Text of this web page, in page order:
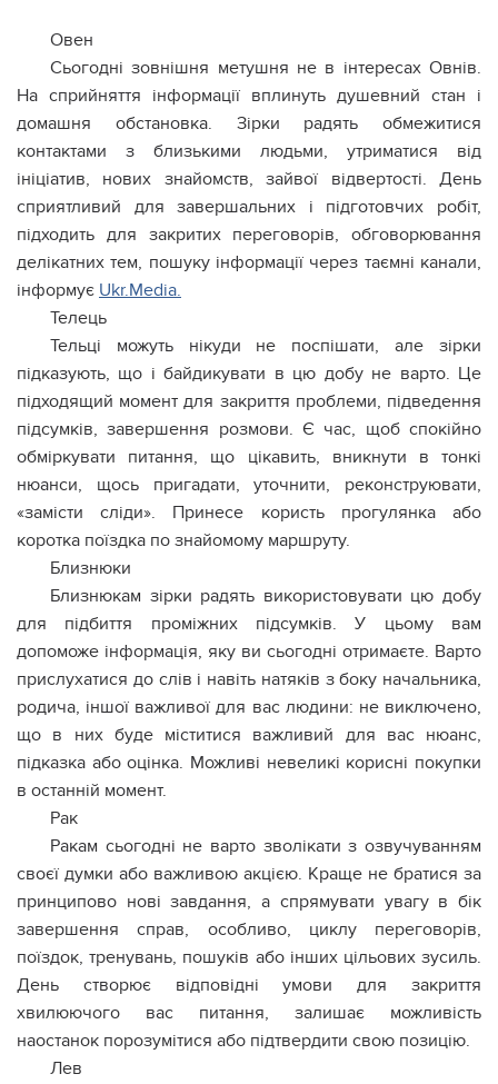
Овен
Сьогодні зовнішня метушня не в інтересах Овнів.
На сприйняття інформації вплинуть душевний стан і
домашня обстановка. Зірки радять обмежитися
контактами з близькими людьми, утриматися від
ініціатив, нових знайомств, зайвої відвертості. День
сприятливий для завершальних і підготовчих робіт,
підходить для закритих переговорів, обговорювання
делікатних тем, пошуку інформації через таємні канали,
інформує Ukr.Media.
Телець
Тельці можуть нікуди не поспішати, але зірки
підказують, що і байдикувати в цю добу не варто. Це
підходящий момент для закриття проблеми, підведення
підсумків, завершення розмови. Є час, щоб спокійно
обміркувати питання, що цікавить, вникнути в тонкі
нюанси, щось пригадати, уточнити, реконструювати,
«замісти сліди». Принесе користь прогулянка або
коротка поїздка по знайомому маршруту.
Близнюки
Близнюкам зірки радять використовувати цю добу
для підбиття проміжних підсумків. У цьому вам
допоможе інформація, яку ви сьогодні отримаєте. Варто
прислухатися до слів і навіть натяків з боку начальника,
родича, іншої важливої для вас людини: не виключено,
що в них буде міститися важливий для вас нюанс,
підказка або оцінка. Можливі невеликі корисні покупки
в останній момент.
Рак
Ракам сьогодні не варто зволікати з озвучуванням
своєї думки або важливою акцією. Краще не братися за
принципово нові завдання, а спрямувати увагу в бік
завершення справ, особливо, циклу переговорів,
поїздок, тренувань, пошуків або інших цільових зусиль.
День створює відповідні умови для закриття
хвилюючого вас питання, залишає можливість
наостанок порозумітися або підтвердити свою позицію.
Лев